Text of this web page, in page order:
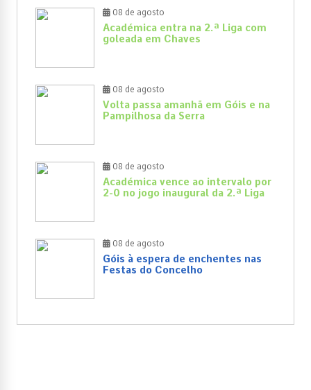
08 de agosto
Académica entra na 2.ª Liga com
goleada em Chaves
08 de agosto
Volta passa amanhã em Góis e na
Pampilhosa da Serra
08 de agosto
Académica vence ao intervalo por
2-0 no jogo inaugural da 2.ª Liga
08 de agosto
Góis à espera de enchentes nas
Festas do Concelho